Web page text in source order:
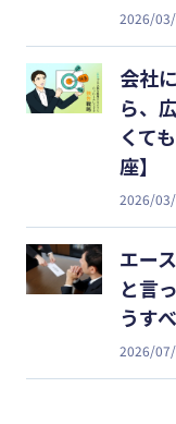
2026/
会社
ら、
くて
座】
2026/
エー
と言
うす
2026/